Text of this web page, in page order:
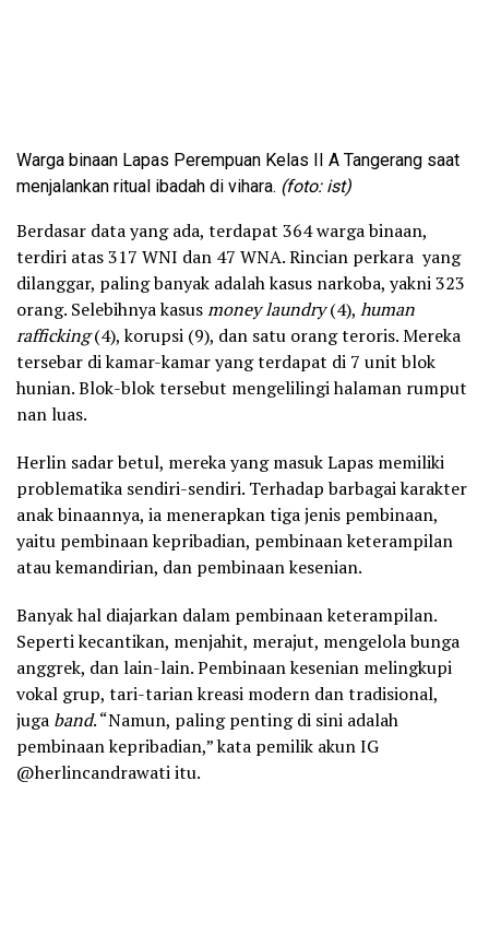
Warga binaan Lapas Perempuan Kelas II A Tangerang saat
menjalankan ritual ibadah di vihara. (foto: ist)
Berdasar data yang ada, terdapat 364 warga binaan,
terdiri atas 317 WNI dan 47 WNA. Rincian perkara yang
dilanggar, paling banyak adalah kasus narkoba, yakni 323
orang. Selebihnya kasusmoney laundry(4), human
rafficking(4), korupsi (9), dan satu orang teroris. Mereka
tersebar di kamar-kamar yang terdapat di 7 unit blok
hunian. Blok-blok tersebut mengelilingi halaman rumput
nan luas.
Herlin sadar betul, mereka yang masuk Lapas memiliki
problematika sendiri-sendiri. Terhadap barbagai karakter
anak binaannya, ia menerapkan tiga jenis pembinaan,
yaitu pembinaan kepribadian, pembinaan keterampilan
atau kemandirian, dan pembinaan kesenian.
Banyak hal diajarkan dalam pembinaan keterampilan.
Seperti kecantikan, menjahit, merajut, mengelola bunga
anggrek, dan lain-lain. Pembinaan kesenian melingkupi
vokal grup, tari-tarian kreasi modern dan tradisional,
juga band. “Namun, paling penting di sini adalah
pembinaan kepribadian,” kata pemilik akun IG
@herlincandrawati itu.